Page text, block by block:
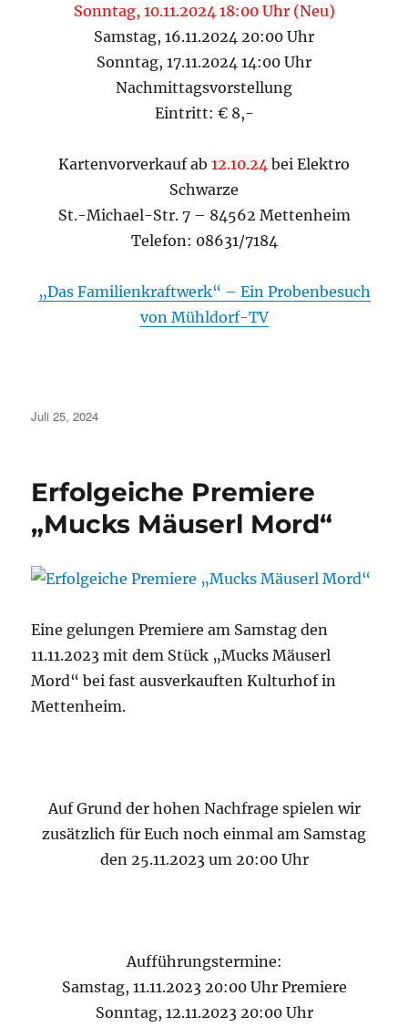
Sonntag, 10.11.2024 18:00 Uhr (Neu)
Samstag, 16.11.2024 20:00 Uhr
Sonntag, 17.11.2024 14:00 Uhr
Nachmittagsvorstellung
Eintritt: € 8,-
Kartenvorverkauf ab 12.10.24 bei Elektro
Schwarze
St.-Michael-Str. 7 – 84562 Mettenheim
Telefon: 08631/7184
„Das Familienkraftwerk“ – Ein Probenbesuch
von Mühldorf-TV
Veröffentlicht
Juli 25, 2024
Erfolgeiche Premiere
„Mucks Mäuserl Mord“
Eine gelungen Premiere am Samstag den
11.11.2023 mit dem Stück „Mucks Mäuserl
Mord“ bei fast ausverkauften Kulturhof in
Mettenheim.
Auf Grund der hohen Nachfrage spielen wir
zusätzlich für Euch noch einmal am Samstag
den 25.11.2023 um 20:00 Uhr
Aufführungstermine:
Samstag, 11.11.2023 20:00 Uhr Premiere
Sonntag, 12.11.2023 20:00 Uhr